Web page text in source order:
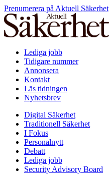
Prenumerera på Aktuell Säkerhet
Lediga jobb
Tidigare nummer
Annonsera
Kontakt
Läs tidningen
Nyhetsbrev
Digital Säkerhet
Traditionell Säkerhet
I Fokus
Personalnytt
Debatt
Lediga jobb
Security Advisory Board